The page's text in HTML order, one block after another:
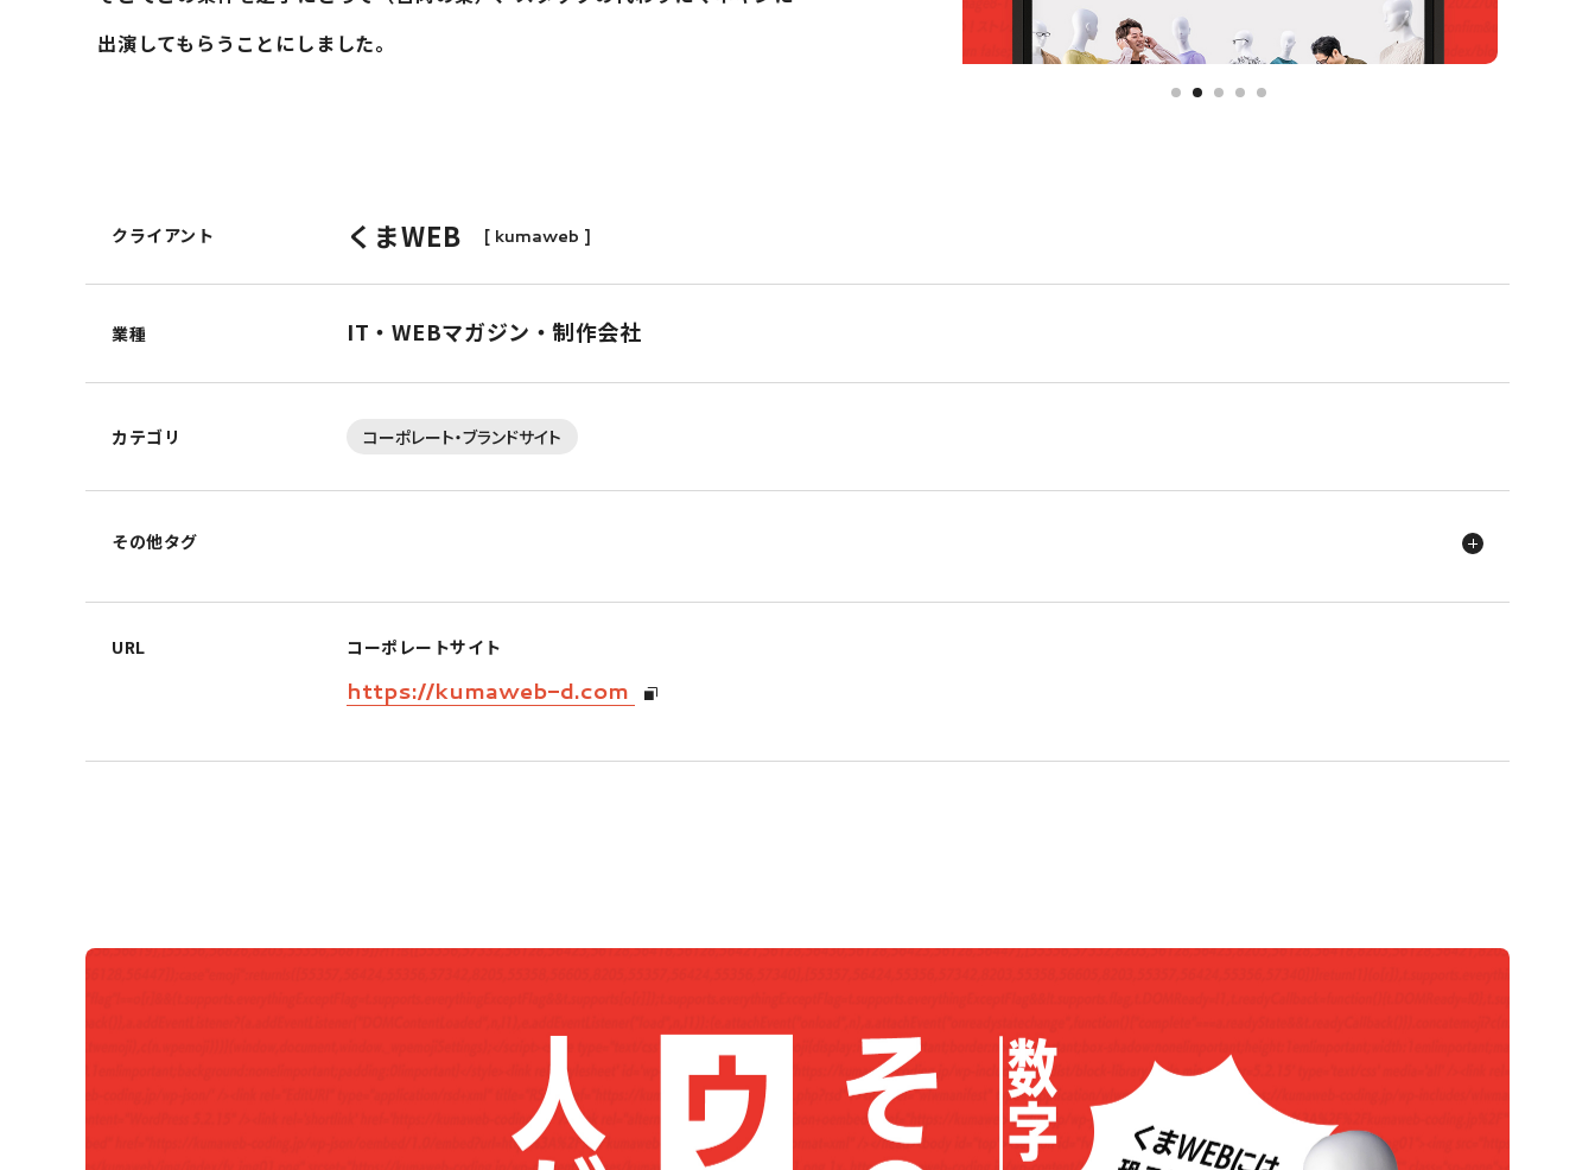
出演してもらうことにしました。
クライアント くまWEB [ kumaweb ]
業種 IT・WEBマガジン・制作会社
カテゴリ コーポレート・ブランドサイト
その他タグ
URL コーポレートサイト
https://kumaweb-d.com